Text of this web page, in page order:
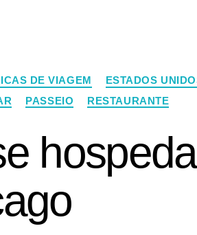
DE VIAGEM ESTADOS
PASSEIO RESTAURANTE